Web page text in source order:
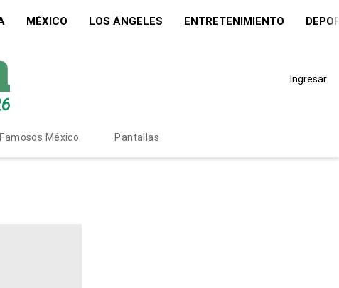
MÉXICO LOS ÁNGELES ENTRETENIMIENTO
Ingresar
México Pantallas